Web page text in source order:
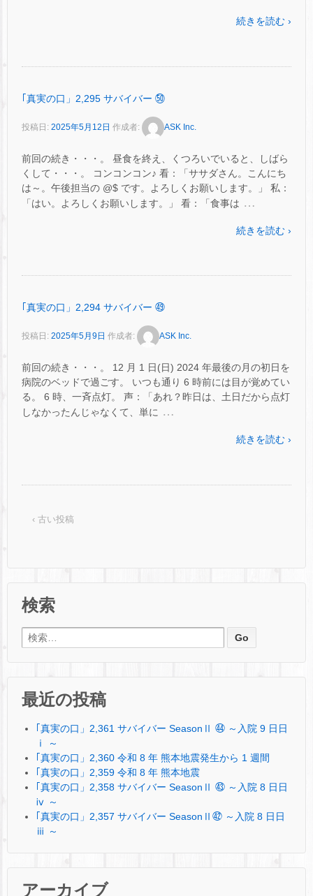
続きを読む ›
｢真実の口」2,295 サバイバー ㊿
投稿日: 2025年5月12日 作成者: ASK Inc.
前回の続き・・・。 昼食を終え、くつろいでいると、しばら
くして・・・。 コンコンコン♪ 看：「ササダさん。こんにち
は～。午後担当の @$ です。よろしくお願いします。」 私：
「はい。よろしくお願いします。」 看：「食事は …
続きを読む ›
｢真実の口」2,294 サバイバー ㊾
投稿日: 2025年5月9日 作成者: ASK Inc.
前回の続き・・・。 12 月 1 日(日) 2024 年最後の月の初日を
病院のベッドで過ごす。 いつも通り 6 時前には目が覚めてい
る。 6 時、一斉点灯。 声：「あれ？昨日は、土日だから点灯
しなかったんじゃなくて、単に …
続きを読む ›
‹ 古い投稿
検索
検索:
最近の投稿
｢真実の口」2,361 サバイバー SeasonⅡ ㊹ ～入院 9 日日
ⅰ ～
｢真実の口」2,360 令和 8 年 熊本地震発生から 1 週間
｢真実の口」2,359 令和 8 年 熊本地震
｢真実の口」2,358 サバイバー SeasonⅡ ㊸ ～入院 8 日日
ⅳ ～
｢真実の口」2,357 サバイバー SeasonⅡ㊷ ～入院 8 日日
ⅲ ～
アーカイブ